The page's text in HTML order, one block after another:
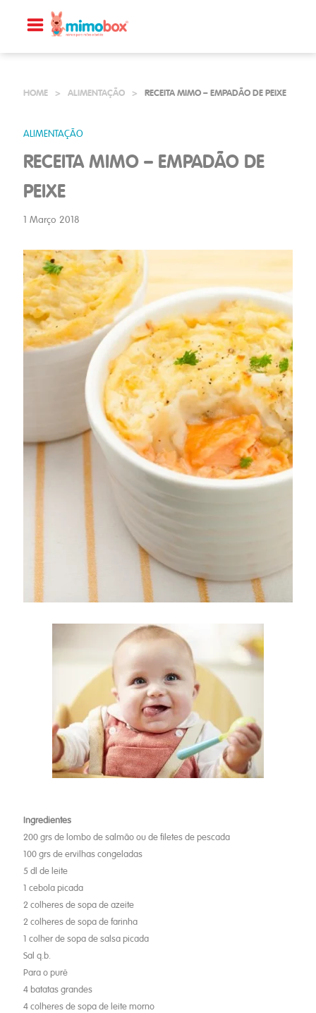
HOME > ALIMENTAÇÃO > RECEITA MIMO – EMPADÃO DE PEIXE
ALIMENTAÇÃO
RECEITA MIMO – EMPADÃO DE
PEIXE
1 Março 2018
Ingredientes
200 grs de lombo de salmão ou de filetes de pescada
100 grs de ervilhas congeladas
5 dl de leite
1 cebola picada
2 colheres de sopa de azeite
2 colheres de sopa de farinha
1 colher de sopa de salsa picada
Sal q.b.
Para o puré
4 batatas grandes
4 colheres de sopa de leite morno